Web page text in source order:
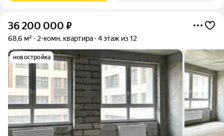
36 200 000 ₽
68,6 м² 2-комн. квартира 4 этаж из 12
новостройка